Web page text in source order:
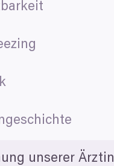
unserer Ärztin